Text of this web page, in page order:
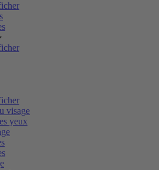
visage
yeux